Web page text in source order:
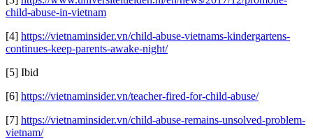
child-abuse-in-vietnam
[4] https://vietnaminsider.vn/child-abuse-vietnams-kindergartens-
continues-keep-parents-awake-night/
[5] Ibid
[6] https://vietnaminsider.vn/teacher-fired-for-child-abuse/
[7] https://vietnaminsider.vn/child-abuse-remains-unsolved-problem-
vietnam/